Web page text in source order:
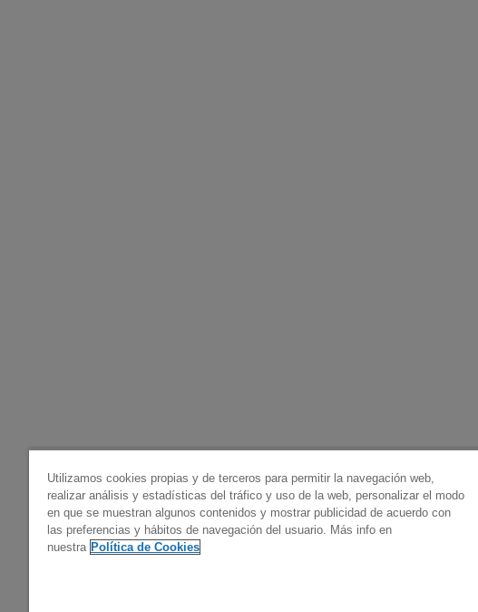
Utilizamos cookies propias y de terceros para permitir la navegación web,
realizar análisis y estadísticas del tráfico y uso de la web, personalizar el modo
en que se muestran algunos contenidos y mostrar publicidad de acuerdo con
las preferencias y hábitos de navegación del usuario. Más info en
nuestra Política de Cookies